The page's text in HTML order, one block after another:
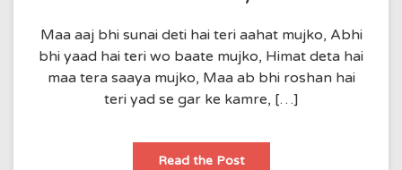
Maa aaj bhi sunai deti hai teri aahat mujko, Abhi
bhi yaad hai teri wo baate mujko, Himat deta hai
maa tera saaya mujko, Maa ab bhi roshan hai
teri yad se gar ke kamre, […]
Read the PostMaa